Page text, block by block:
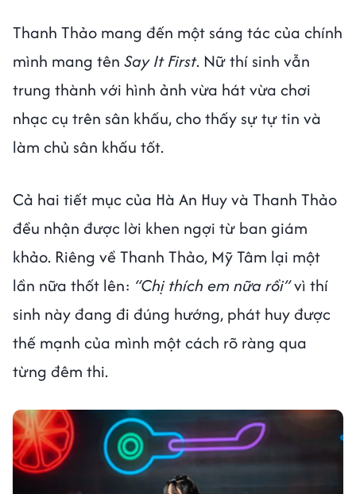
Thanh Thảo mang đến một sáng tác của chính
mình mang tên Say It First. Nữ thí sinh vẫn
trung thành với hình ảnh vừa hát vừa chơi
nhạc cụ trên sân khấu, cho thấy sự tự tin và
làm chủ sân khấu tốt.
Cả hai tiết mục của Hà An Huy và Thanh Thảo
đều nhận được lời khen ngợi từ ban giám
khảo. Riêng về Thanh Thảo, Mỹ Tâm lại một
lần nữa thốt lên: “Chị thích em nữa rồi”vì thí
sinh này đang đi đúng hướng, phát huy được
thế mạnh của mình một cách rõ ràng qua
từng đêm thi.